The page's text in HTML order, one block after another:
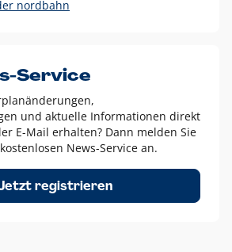
dürfen nur in Ausnahmefällen
zum Beispiel:
Fotohintergründen,
für reine Schwarz-Weiß-Umsetzungen
ein Schutzraum von jeweils einer
N aus AKN in alle Richtungen
nordbahn
Service
und aktuelle Informationen direkt
E-Mail erhalten? Dann melden Sie
News-Service an.
registrieren